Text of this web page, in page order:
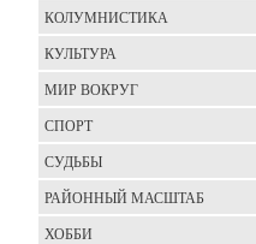
КОЛУМНИСТИКА
КУЛЬТУРА
МИР ВОКРУГ
СПОРТ
СУДЬБЫ
РАЙОННЫЙ МАСШТАБ
ХОББИ